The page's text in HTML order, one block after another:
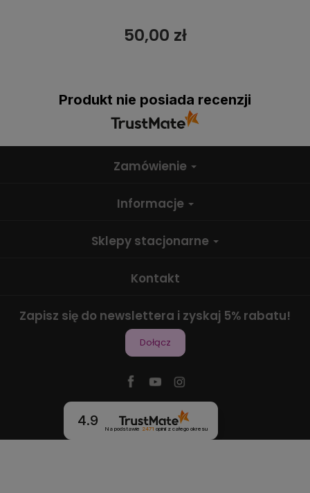
50,00 zł
Produkt nie posiada recenzji
Zamówienie
Informacje
Sklepy stacjonarne
Kontakt
Zapisz się do newslettera i zyskaj 5% rabatu!
Dołącz
4.9
Na podstawie 2471 opinii z całego okresu